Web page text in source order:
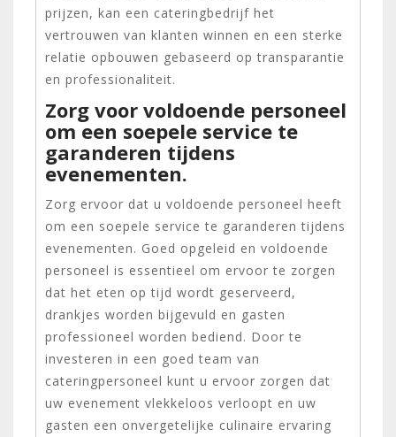
prijzen, kan een cateringbedrijf het
vertrouwen van klanten winnen en een sterke
relatie opbouwen gebaseerd op transparantie
en professionaliteit.
Zorg voor voldoende personeel
om een soepele service te
garanderen tijdens
evenementen.
Zorg ervoor dat u voldoende personeel heeft
om een soepele service te garanderen tijdens
evenementen. Goed opgeleid en voldoende
personeel is essentieel om ervoor te zorgen
dat het eten op tijd wordt geserveerd,
drankjes worden bijgevuld en gasten
professioneel worden bediend. Door te
investeren in een goed team van
cateringpersoneel kunt u ervoor zorgen dat
uw evenement vlekkeloos verloopt en uw
gasten een onvergetelijke culinaire ervaring